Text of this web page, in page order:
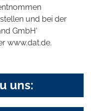
und bei der
GmbH'
www.dat.de.
uns: